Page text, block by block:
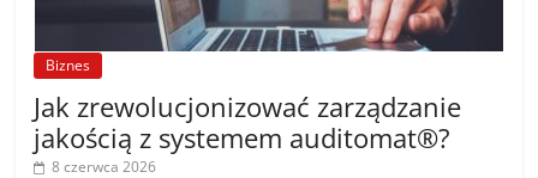
Biznes
Jak zrewolucjonizować zarządzanie
jakością z systemem auditomat®?
8 czerwca 2026